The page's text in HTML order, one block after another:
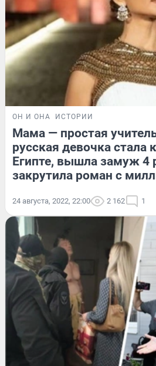
ОН И ОНА ИСТОРИИ
Мама — простая
русская девочка стала
Египте, вышла замуж 4
закрутила роман с
24 августа, 2022, 22:00 2 162 1